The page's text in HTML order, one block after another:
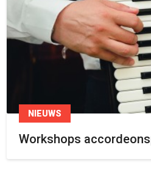
NIEUWS
Workshops